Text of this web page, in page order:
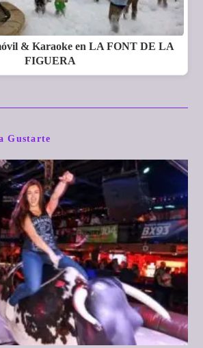
& Karaoke en LA FONT DE LA
FIGUERA
Gustarte